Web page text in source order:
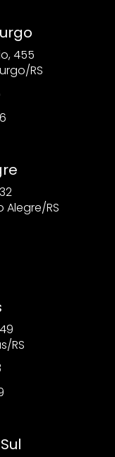
455
RS
RS
RS